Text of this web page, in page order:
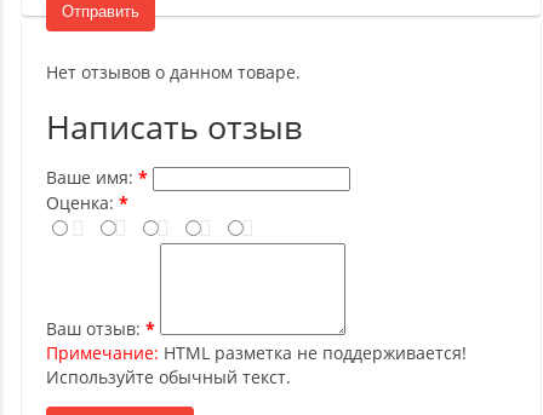
Отправить
Нет отзывов о данном товаре.
Написать отзыв
Ваше имя:
Оценка:
Ваш отзыв:
Примечание: HTML разметка не поддерживается!
Используйте обычный текст.